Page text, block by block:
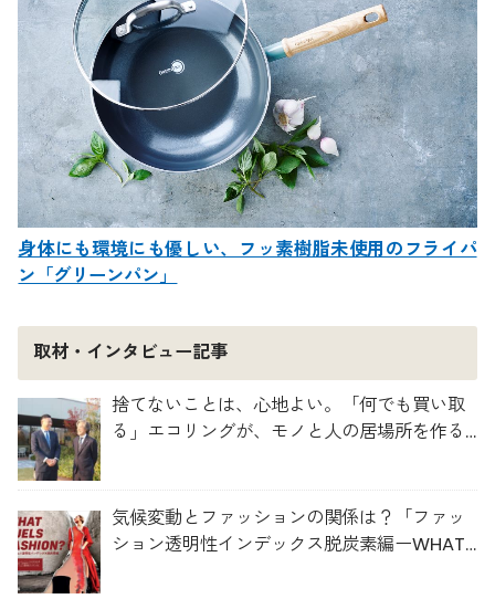
身体にも環境にも優しい、フッ素樹脂未使用のフライパ
ン「グリーンパン」
取材・インタビュー記事
捨てないことは、心地よい。「何でも買い取
る」エコリングが、モノと人の居場所を作る
気候変動とファッションの関係は？「ファッ
ション透明性インデックス脱炭素編ーWHAT